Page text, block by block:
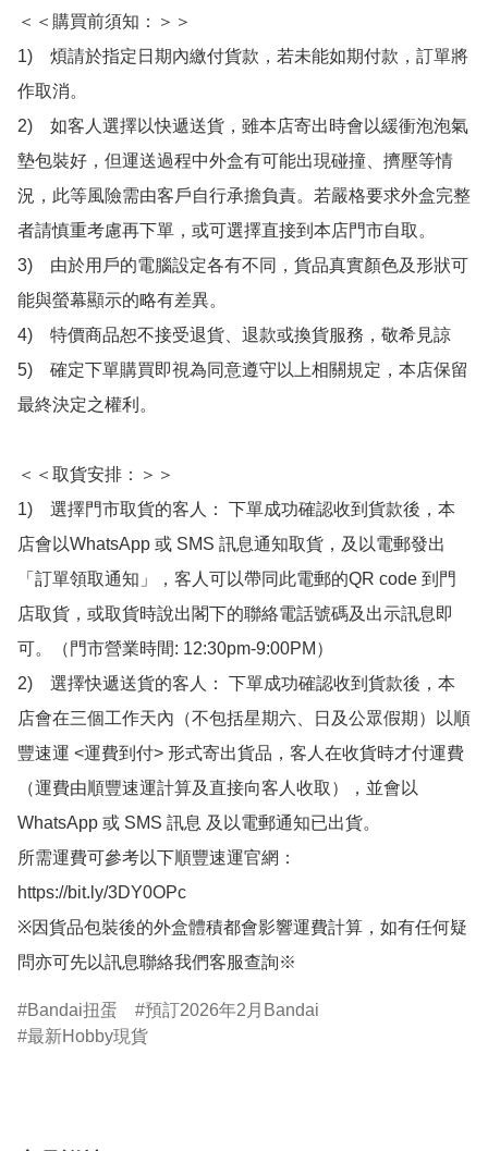
＜＜購買前須知：＞＞
1)　煩請於指定日期內繳付貨款，若未能如期付款，訂單將
作取消。
2)　如客人選擇以快遞送貨，雖本店寄出時會以緩衝泡泡氣
墊包裝好，但運送過程中外盒有可能出現碰撞、擠壓等情
況，此等風險需由客戶自行承擔負責。若嚴格要求外盒完整
者請慎重考慮再下單，或可選擇直接到本店門市自取。
3)　由於用戶的電腦設定各有不同，貨品真實顏色及形狀可
能與螢幕顯示的略有差異。
4)　特價商品恕不接受退貨、退款或換貨服務，敬希見諒
5)　確定下單購買即視為同意遵守以上相關規定，本店保留
最終決定之權利。
＜＜取貨安排：＞＞
1)　選擇門市取貨的客人： 下單成功確認收到貨款後，本
店會以WhatsApp 或 SMS 訊息通知取貨，及以電郵發出
「訂單領取通知」，客人可以帶同此電郵的QR code 到門
店取貨，或取貨時說出閣下的聯絡電話號碼及出示訊息即
可。（門市營業時間: 12:30pm-9:00PM）
2)　選擇快遞送貨的客人： 下單成功確認收到貨款後，本
店會在三個工作天內（不包括星期六、日及公眾假期）以順
豐速運 <運費到付> 形式寄出貨品，客人在收貨時才付運費
（運費由順豐速運計算及直接向客人收取），並會以
WhatsApp 或 SMS 訊息 及以電郵通知已出貨。
所需運費可參考以下順豐速運官網：
https://bit.ly/3DY0OPc
※因貨品包裝後的外盒體積都會影響運費計算，如有任何疑
問亦可先以訊息聯絡我們客服查詢※
Bandai扭蛋
預訂2026年2月Bandai
最新Hobby現貨